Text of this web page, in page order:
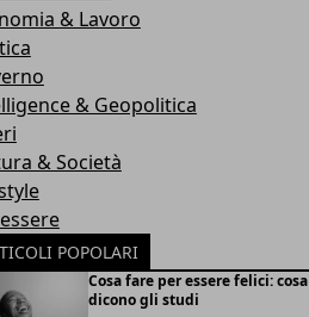
& Lavoro
& Geopolitica
& Società
POPOLARI
Cosa fare per essere felici: cosa
dicono gli studi